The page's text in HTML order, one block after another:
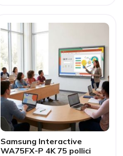
Samsung Interactive
WA75FX-P 4K 75 pollici